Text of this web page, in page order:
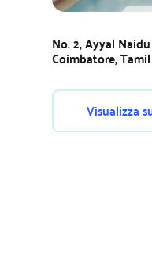
No. 2, Ayyal
Coimbatore,
Visualizza